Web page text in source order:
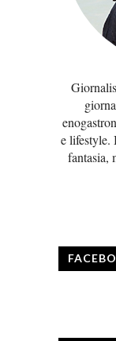
e lifestyle.
fantasia,